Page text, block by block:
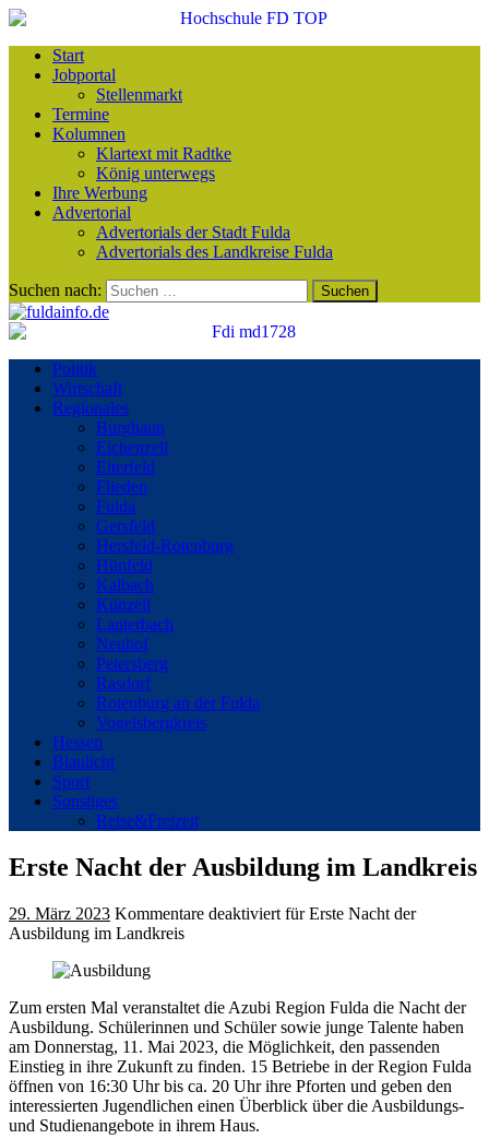
Start
Jobportal
Stellenmarkt
Termine
Kolumnen
Klartext mit Radtke
König unterwegs
Ihre Werbung
Advertorial
Advertorials der Stadt Fulda
Advertorials des Landkreise Fulda
Suchen nach:
Politik
Wirtschaft
Regionales
Burghaun
Eichenzell
Eiterfeld
Flieden
Fulda
Gersfeld
Hersfeld-Rotenburg
Hünfeld
Kalbach
Künzell
Lauterbach
Neuhof
Petersberg
Rasdorf
Rotenburg an der Fulda
Vogelsbergkreis
Hessen
Blaulicht
Sport
Sonstiges
Reise&Freizeit
Erste Nacht der Ausbildung im Landkreis
29. März 2023 Kommentare deaktiviert für Erste Nacht der
Ausbildung im Landkreis
Zum ersten Mal veranstaltet die Azubi Region Fulda die Nacht der
Ausbildung. Schülerinnen und Schüler sowie junge Talente haben
am Donnerstag, 11. Mai 2023, die Möglichkeit, den passenden
Einstieg in ihre Zukunft zu finden. 15 Betriebe in der Region Fulda
öffnen von 16:30 Uhr bis ca. 20 Uhr ihre Pforten und geben den
interessierten Jugendlichen einen Überblick über die Ausbildungs-
und Studienangebote in ihrem Haus.